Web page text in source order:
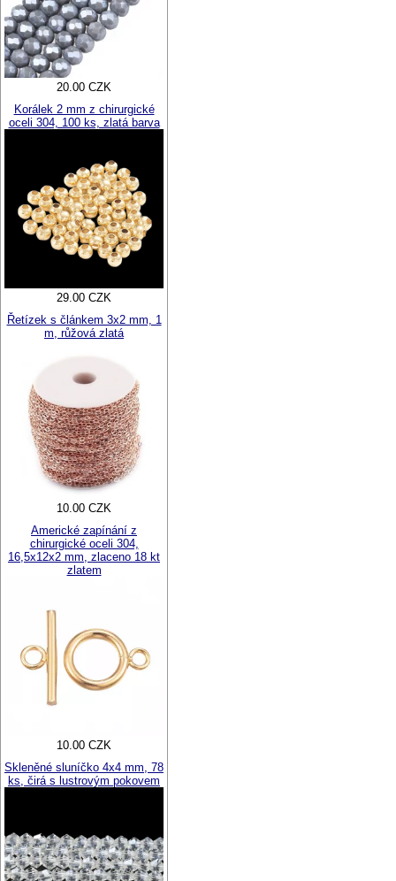
20.00 CZK
Korálek 2 mm z chirurgické
oceli 304, 100 ks, zlatá barva
29.00 CZK
Řetízek s článkem 3x2 mm, 1
m, růžová zlatá
10.00 CZK
Americké zapínání z
chirurgické oceli 304,
16,5x12x2 mm, zlaceno 18 kt
zlatem
10.00 CZK
Skleněné sluníčko 4x4 mm, 78
ks, čirá s lustrovým pokovem